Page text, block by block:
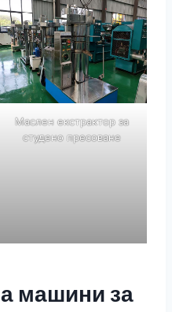
Маслен екстрактор за
студено пресоване
машини за